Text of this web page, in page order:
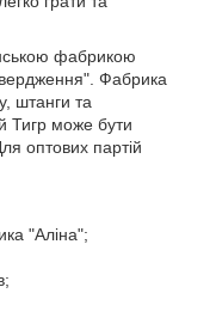
фабрикою
Фабрика
штанги та
Тигр може бути
оптових партій
"Аліна";